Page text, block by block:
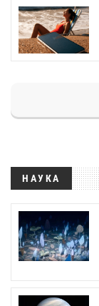
НАУКА